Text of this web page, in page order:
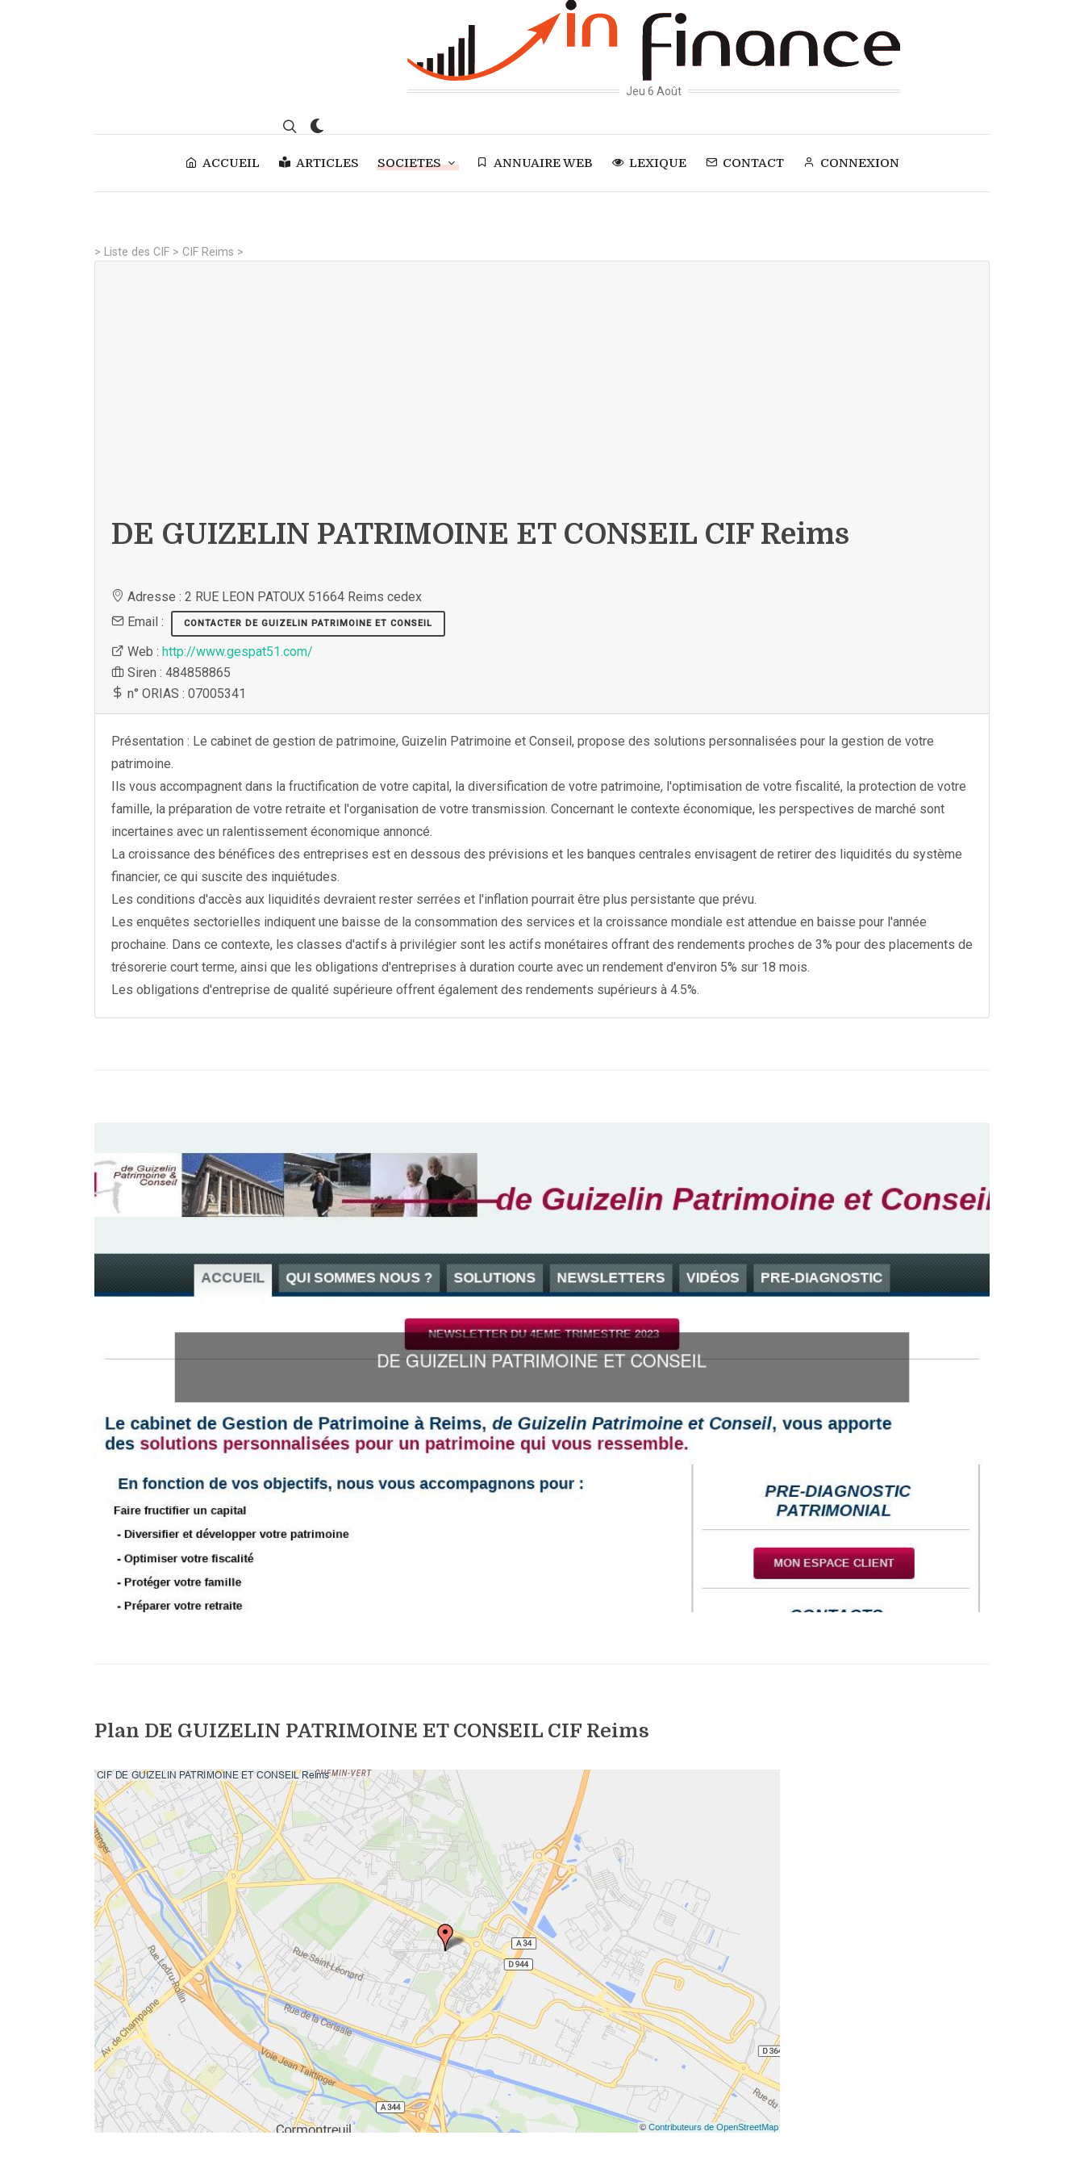
Jeu 6 Août
ACCUEIL ARTICLES SOCIETES ANNUAIRE WEB LEXIQUE CONTACT CONNEXION
> Liste des CIF > CIF Reims >
DE GUIZELIN PATRIMOINE ET CONSEIL CIF Reims
Adresse : 2 RUE LEON PATOUX 51664 Reims cedex
Email :
CONTACTER DE GUIZELIN PATRIMOINE ET CONSEIL
Web : http://www.gespat51.com/
Siren : 484858865
n° ORIAS : 07005341
Présentation : Le cabinet de gestion de patrimoine, Guizelin Patrimoine et Conseil, propose des solutions personnalisées pour la gestion de votre
patrimoine.
Ils vous accompagnent dans la fructification de votre capital, la diversification de votre patrimoine, l'optimisation de votre fiscalité, la protection de votre
famille, la préparation de votre retraite et l'organisation de votre transmission. Concernant le contexte économique, les perspectives de marché sont
incertaines avec un ralentissement économique annoncé.
La croissance des bénéfices des entreprises est en dessous des prévisions et les banques centrales envisagent de retirer des liquidités du système
financier, ce qui suscite des inquiétudes.
Les conditions d'accès aux liquidités devraient rester serrées et l'inflation pourrait être plus persistante que prévu.
Les enquêtes sectorielles indiquent une baisse de la consommation des services et la croissance mondiale est attendue en baisse pour l'année
prochaine. Dans ce contexte, les classes d'actifs à privilégier sont les actifs monétaires offrant des rendements proches de 3% pour des placements de
trésorerie court terme, ainsi que les obligations d'entreprises à duration courte avec un rendement d'environ 5% sur 18 mois.
Les obligations d'entreprise de qualité supérieure offrent également des rendements supérieurs à 4.5%.
Plan DE GUIZELIN PATRIMOINE ET CONSEIL CIF Reims